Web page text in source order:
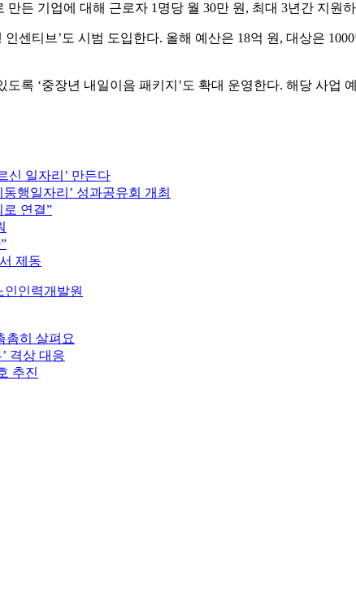
든 기업에 대해 근로자 1명당 월 30만 원, 최대 3년간 지원
센티브’도 시범 도입한다. 올해 예산은 18억 원, 대상은
록 ‘중장년 내일이음 패키지’도 확대 운영한다. 해당 사업
신 일자리’ 만든다
행일자리’ 성과공유회 개최
로 연결”
제동
인인력개발원
촘히 살펴요
격상 대응
추진